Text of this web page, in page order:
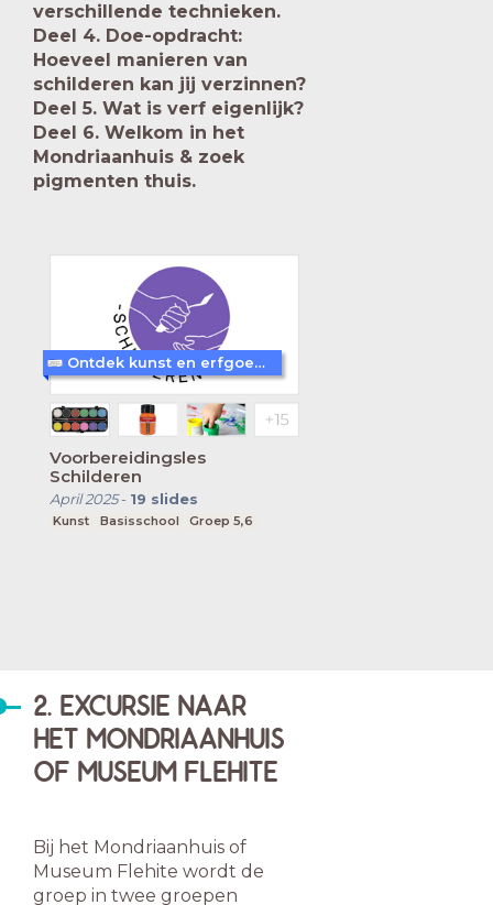
verschillende technieken.
Deel 4. Doe-opdracht:
Hoeveel manieren van
schilderen kan jij verzinnen?
Deel 5. Wat is verf eigenlijk?
Deel 6. Welkom in het
Mondriaanhuis & zoek
pigmenten thuis.
Voorbereidingsles
Schilderen
April 2025- 19 slides
Kunst Basisschool Groep 5,6
Ontdek kunst en erfgoed in Amersfoort
2. EXCURSIE NAAR
HET MONDRIAANHUIS
OF MUSEUM FLEHITE
Bij het Mondriaanhuis of
Museum Flehite wordt de
groep in twee groepen